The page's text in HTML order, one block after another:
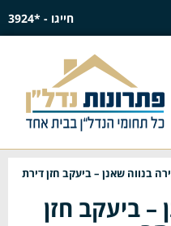
חייגו - *3924
בנווה שאנן – ביעקב חזן דירת
– ביעקב חזן